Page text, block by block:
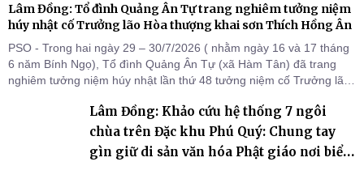
Lâm Đồng: Tổ đình Quảng Ân Tự trang nghiêm tưởng niệm
húy nhật cố Trưởng lão Hòa thượng khai sơn Thích Hồng Ân
PSO - Trong hai ngày 29 – 30/7/2026 ( nhằm ngày 16 và 17 tháng
6 năm Bính Ngọ), Tổ đình Quảng Ân Tự (xã Hàm Tân) đã trang
nghiêm tưởng niệm húy nhật lần thứ 48 tưởng niệm cố Trưởng lão
Chư Tôn đức Tăng Ni, môn đồ pháp quyến cùng đông đảo thiện tín
Phật tử đã đồng vân tập về đạo tràng, th
Lâm Đồng: Khảo cứu hệ thống 7 ngôi
chùa trên Đặc khu Phú Quý: Chung tay
gìn giữ di sản văn hóa Phật giáo nơi biển